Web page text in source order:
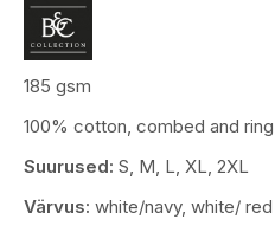
185 gsm
100% cotton, combed and
Suurused: S, M, L, XL, 2XL
Värvus: white/navy, white/ red